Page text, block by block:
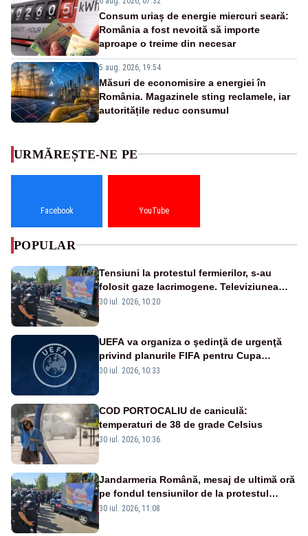
Consum uriaș de energie miercuri seară:
România a fost nevoită să importe
aproape o treime din necesar
5 aug. 2026, 19:54
Măsuri de economisire a energiei în
România. Magazinele sting reclamele, iar
autoritățile reduc consumul
URMĂREȘTE-NE PE
Facebook YouTube
POPULAR
Tensiuni la protestul fermierilor, s-au
folosit gaze lacrimogene. Televiziunea
Poporului face apel la calm – LIVE TEXT
30 iul. 2026, 10:20
UEFA va organiza o şedinţă de urgenţă
privind planurile FIFA pentru Cupa
Mondială
30 iul. 2026, 10:33
COD PORTOCALIU de caniculă:
temperaturi de 38 de grade Celsius
30 iul. 2026, 10:36
Jandarmeria Română, mesaj de ultimă oră
pe fondul tensiunilor de la protestul
masiv al fermierilor - VIDEO
30 iul. 2026, 11:08